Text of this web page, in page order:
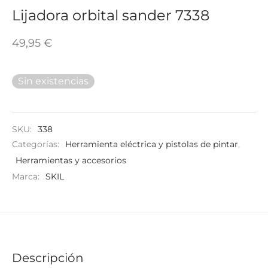
Lijadora orbital sander 7338
49,95 €
Sin existencias
SKU:
338
Categorías:
Herramienta eléctrica y pistolas de pintar,
Herramientas y accesorios
Marca:
SKIL
Descripción
ADHESIVOS Y COLAS
Y SUELOS
TINTES Y MANUALIDADES